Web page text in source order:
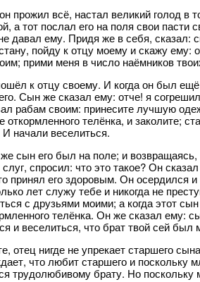
прожил всё, настал великий голод в
а тот послал его на поля свои
давал ему. Придя же в себя, сказал:
пойду к отцу моему и скажу ему:
прими меня в число наёмников
к отцу своему. И когда он был
Сын же сказал ему: отче! я
рабам своим: принесите лучшую
откормленного телёнка, и заколите;
начали веселиться.
сын его был на поле; и
слуг, спросил: что это такое? Он
принял его здоровым. Он осердился
лет служу тебе и никогда не
с друзьями моими; а когда этот
телёнка. Он же сказал ему:
и веселиться, что брат твой сей
отец нигде не упрекает старшего
что любит старшего и
трудолюбивому брату. Но поскольку